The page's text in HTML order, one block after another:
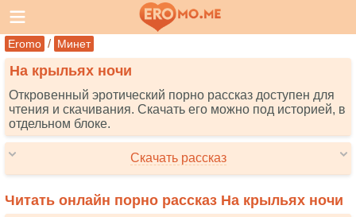
Eromo / Минет
На крыльях ночи
Откровенный эротический порно рассказ доступен для
чтения и скачивания. Скачать его можно под историей, в
отдельном блоке.
Скачать рассказ
Читать онлайн порно рассказ На крыльях ночи